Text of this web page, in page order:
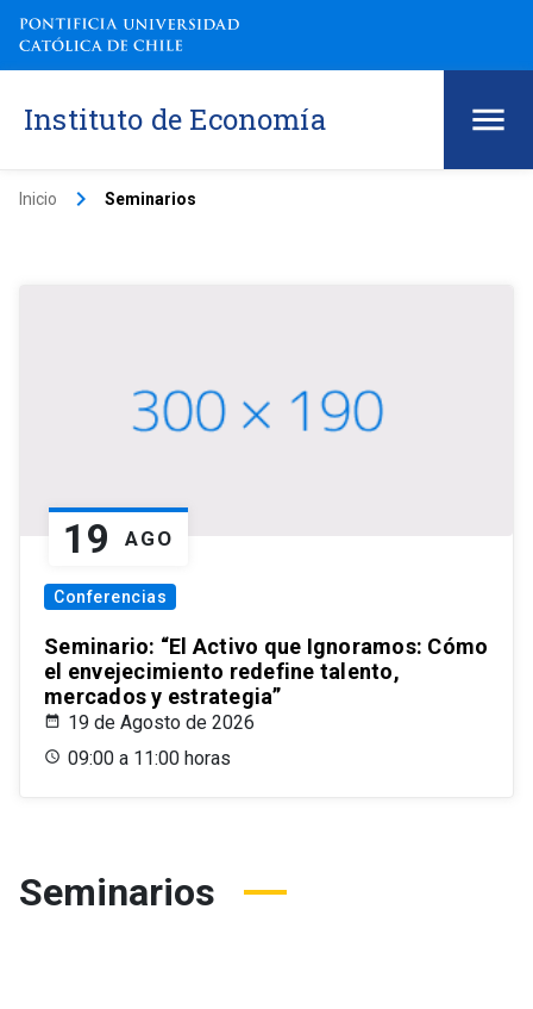
Instituto de Economía
Inicio keyboard_arrow_right Seminarios
19 AGO
Conferencias
Seminario: “El Activo que Ignoramos: Cómo
el envejecimiento redefine talento,
mercados y estrategia”
19 de Agosto de 2026
09:00 a 11:00 horas
Seminarios